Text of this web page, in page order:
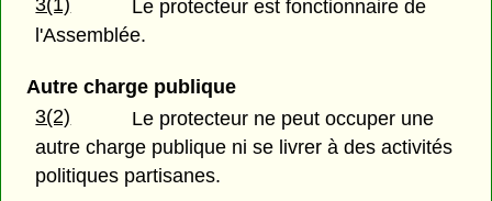
3(1)
Le protecteur est fonctionnaire de
l'Assemblée.
Autre charge publique
3(2)
Le protecteur ne peut occuper une
autre charge publique ni se livrer à des activités
politiques partisanes.